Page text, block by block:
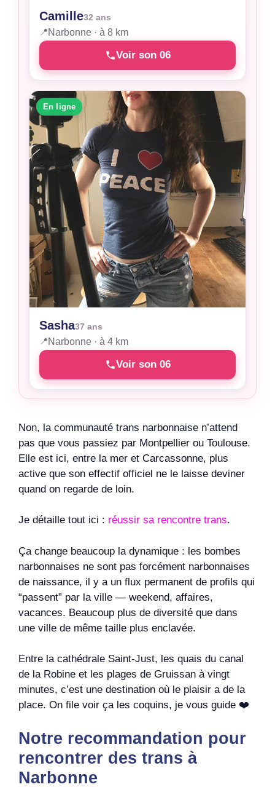
Non, la communauté trans narbonnaise n’attend
pas que vous passiez par Montpellier ou Toulouse.
Elle est ici, entre la mer et Carcassonne, plus
active que son effectif officiel ne le laisse deviner
quand on regarde de loin.
Je détaille tout ici : réussir sa rencontre trans.
Ça change beaucoup la dynamique : les bombes
narbonnaises ne sont pas forcément narbonnaises
de naissance, il y a un flux permanent de profils qui
“passent” par la ville — weekend, affaires,
vacances. Beaucoup plus de diversité que dans
une ville de même taille plus enclavée.
Entre la cathédrale Saint-Just, les quais du canal
de la Robine et les plages de Gruissan à vingt
minutes, c’est une destination où le plaisir a de la
place. On file voir ça les coquins, je vous guide ❤️
Notre recommandation pour
rencontrer des trans à
Narbonne
Camille32 ans
📍Narbonne · à 8 km
Voir son 06
En ligne
Sasha37 ans
📍Narbonne · à 4 km
Voir son 06